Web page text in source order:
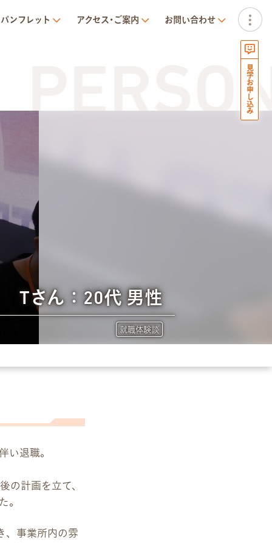
パンフレット アクセス･ご案内 お問い合わせ
Tさん：20代 男性
就職体験談
い退職。
の計画を立て、
。
、事業所内の雰
見学お申し込み